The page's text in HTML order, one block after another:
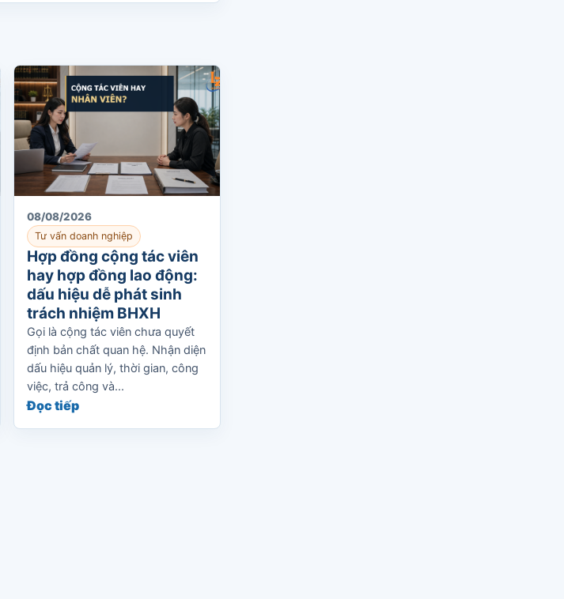
08/08/2026
Tư vấn doanh nghiệp
Hợp đồng cộng tác viên
hay hợp đồng lao động:
dấu hiệu dễ phát sinh
trách nhiệm BHXH
Gọi là cộng tác viên chưa quyết
định bản chất quan hệ. Nhận diện
dấu hiệu quản lý, thời gian, công
việc, trả công và...
Đọc tiếp